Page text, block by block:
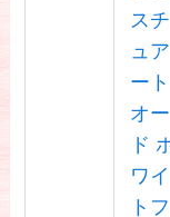
スチ
ュア
ート
オー
ド
ワイ
トフ